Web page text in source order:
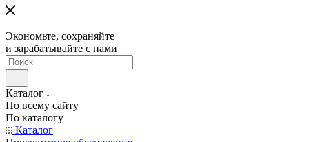
Экономьте, сохраняйте
и зарабатывайте с нами
Каталог
По всему сайту
По каталогу
Каталог